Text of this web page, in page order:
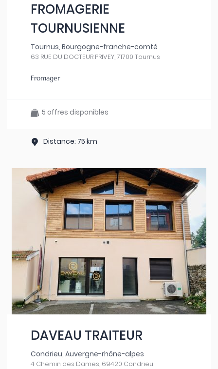
FROMAGERIE
TOURNUSIENNE
Tournus, Bourgogne-franche-comté
63 RUE DU DOCTEUR PRIVEY, 71700 Tournus
Fromager
5 offres disponibles
Distance: 75 km
DAVEAU TRAITEUR
Condrieu, Auvergne-rhône-alpes
4 Chemin des Dames, 69420 Condrieu